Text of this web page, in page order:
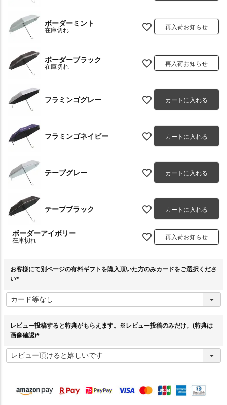
ボーダーミント
在庫切れ 再入荷お知らせ
ボーダーブラック
在庫切れ 再入荷お知らせ
フラミンゴグレー カートに入れる
フラミンゴネイビー カートに入れる
テープグレー カートに入れる
テープブラック カートに入れる
ボーダーアイボリー
在庫切れ 再入荷お知らせ
お客様にて別ページの有料ギフトを購入頂いた方のみカードをご選択くださ
い
必
須
レビュー投稿すると特典がもらえます。※レビュー投稿のみだけ。(特典は
画像確認)
必
須